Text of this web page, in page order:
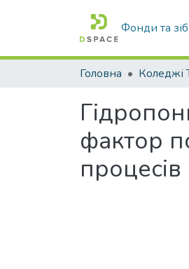
Фонди та
Головна
фактор
процесів